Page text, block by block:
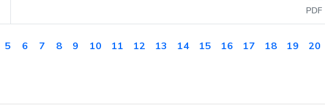
PDF
5 6 7 8 9 10 11 12 13 14 15 16 17 18 19 20